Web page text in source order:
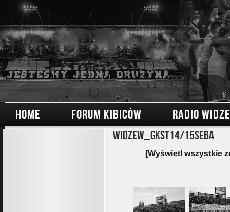
HOME FORUM KIBICÓW RADIO
Widzew_GKST14/15Seba
[Wyświetl wszystkie